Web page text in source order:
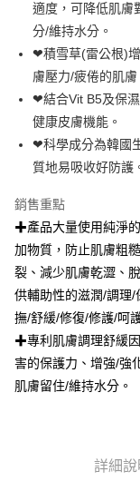
台新國際商業銀行
台灣樂天信用卡公司
Google Pay
大哥付你分期
相關說明
【大哥付你分期使用說明
1.本服務由台灣大哥大
2.付款方式選擇「大哥
流程，驗證手機門號後
3.實際核准額度、可分
消。如遇「轉專審核」
法說明評估內容。
【繳款方式說明】
1.分期款項不併入電信
醒簡訊。
2.透過簡訊連結打開帳
帳／街口支付／iPASS
【注意事項】
1.本服務係由「台灣大
由本公司與您本人進行
AFTEE先享後付
相關說明
【關於「AFTEE先享後
便利好安心！
１．簡單：不需註冊會
２．便利：只要手機號
３．安心：先確認商品
【「AFTEE先享後付」
結帳頁面，進行簡訊認
２．訂單成立數日內，
３．收到繳費通知簡訊
ATM／網路銀行／等多
※ 請注意：結帳手續完
客戶支援中心」https://
運送方式
全家付款取貨
每筆NT$120，滿
全家取貨付款
每筆NT$120，滿
付款後全家取貨
每筆NT$120，滿
適度，可降低肌膚
分/維持水分。
❤積雪草(雷公根)
膚壓力/疲倦的肌
❤結合Vit B5及保
健康皮膚機能。
❤科學成分為韓國
質地易吸收好防護
銷售重點
✚產品大量使用純淨
加物質，防止肌膚粗
裂、減少肌膚乾澀、
供輔助性的滋潤/調理
撫/舒緩/修復/修護/呵
✚專利肌膚調理舒緩
害的保護力、增強/強
肌膚留住/維持水分。
詳細說